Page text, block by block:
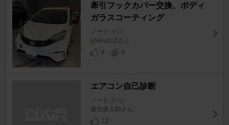
牽引フックカバー交換、ボディ
ガラスコーティング
ノート [E12]
yokkun12さん
8
0
エアコン自己診断
ノート [E12]
愛知県太郎さん
12